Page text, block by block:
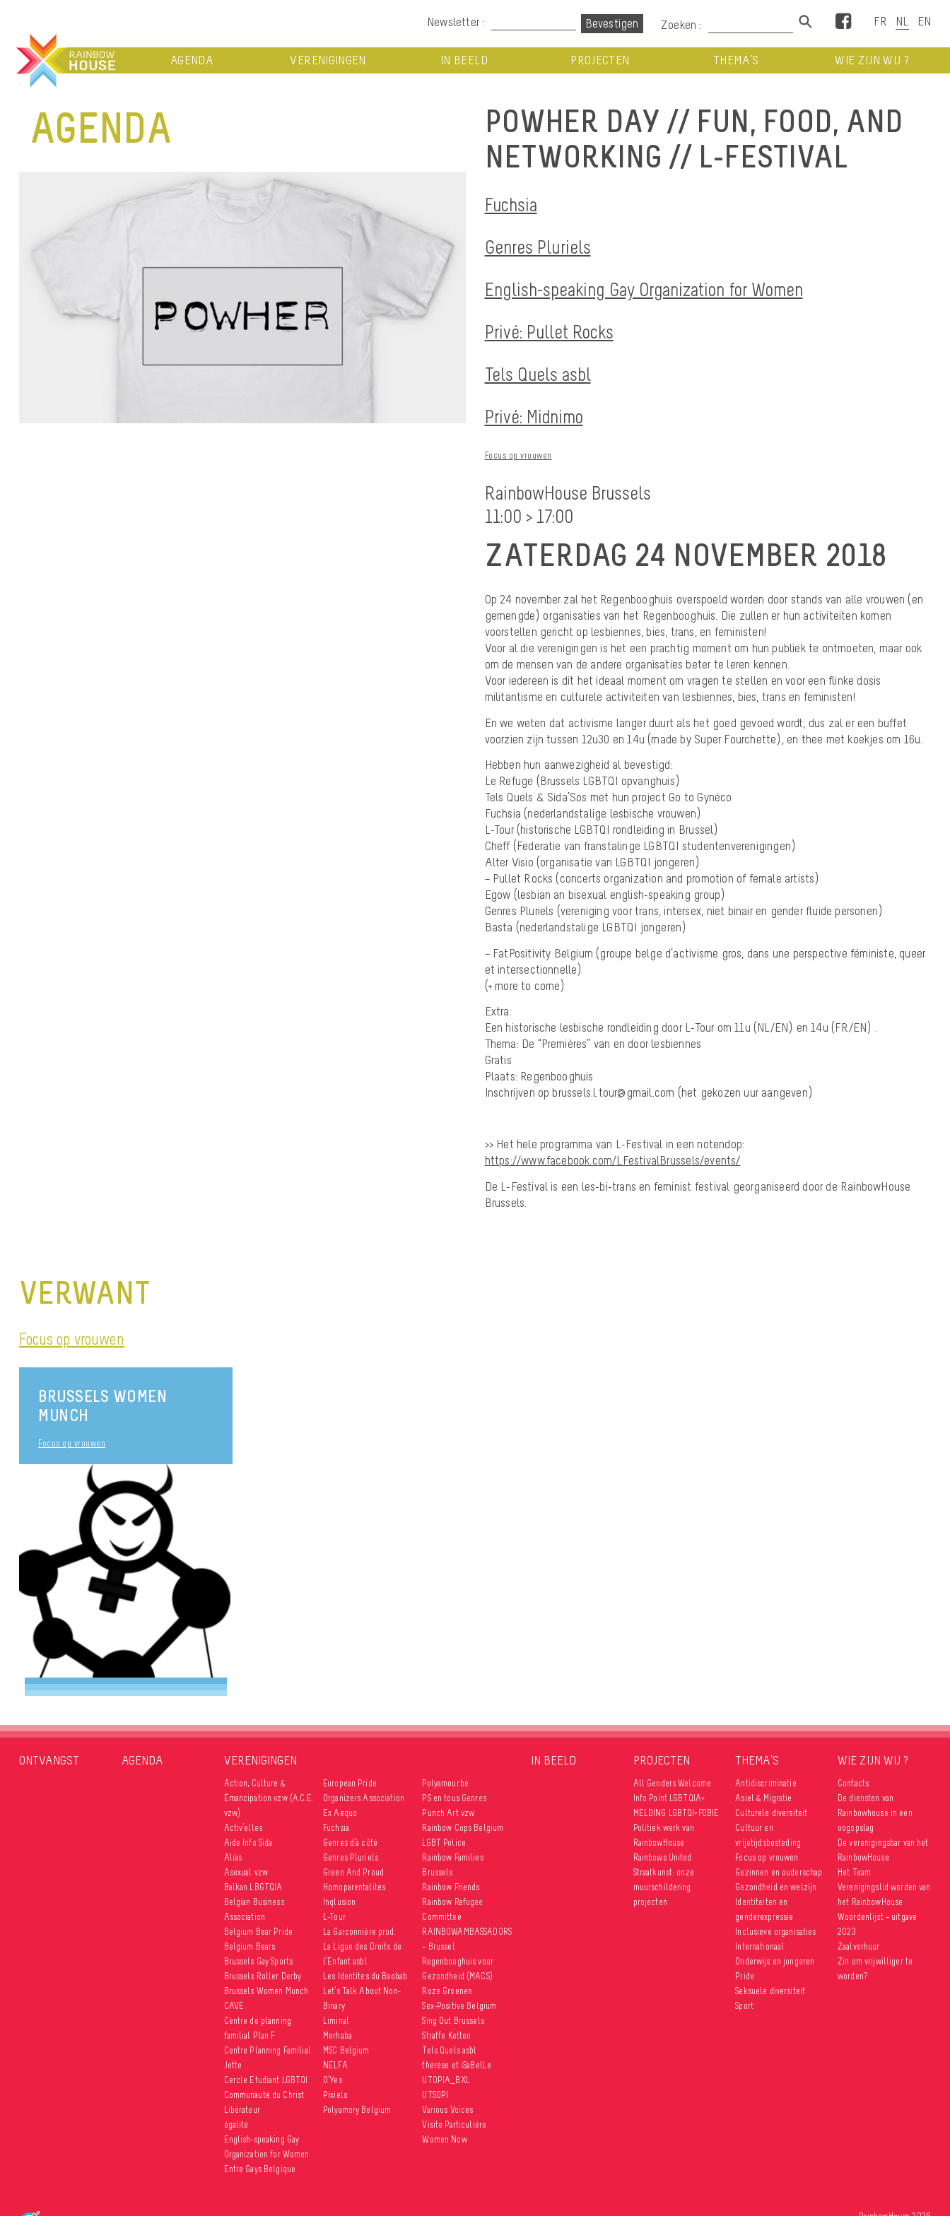
Newsletter : Zoeken : Facebook
AGENDA VERENIGINGEN IN BEELD PROJECTEN THEMA’S WIE ZIJN WIJ ?
AGENDA
POWHER DAY // FUN, FOOD, AND
NETWORKING // L-FESTIVAL
Fuchsia
Genres Pluriels
English-speaking Gay Organization for Women
Privé: Pullet Rocks
Tels Quels asbl
Privé: Midnimo
Focus op vrouwen
RainbowHouse Brussels
11:00 > 17:00
ZATERDAG 24 NOVEMBER 2018
Op 24 november zal het Regenbooghuis overspoeld worden door stands van alle vrouwen (en
gemengde) organisaties van het Regenbooghuis. Die zullen er hun activiteiten komen
voorstellen gericht op lesbiennes, bies, trans, en feministen!
Voor al die verenigingen is het een prachtig moment om hun publiek te ontmoeten, maar ook
om de mensen van de andere organisaties beter te leren kennen.
Voor iedereen is dit het ideaal moment om vragen te stellen en voor een flinke dosis
militantisme en culturele activiteiten van lesbiennes, bies, trans en feministen!
En we weten dat activisme langer duurt als het goed gevoed wordt, dus zal er een buffet
voorzien zijn tussen 12u30 en 14u (made by Super Fourchette), en thee met koekjes om 16u.
Hebben hun aanwezigheid al bevestigd:
Le Refuge (Brussels LGBTQI opvanghuis)
Tels Quels & Sida’Sos met hun project Go to Gynéco
Fuchsia (nederlandstalige lesbische vrouwen)
L-Tour (historische LGBTQI rondleiding in Brussel)
Cheff (Federatie van franstalinge LGBTQI studentenverenigingen)
Alter Visio (organisatie van LGBTQI jongeren)
– Pullet Rocks (concerts organization and promotion of female artists)
Egow (lesbian an bisexual english-speaking group)
Genres Pluriels (vereniging voor trans, intersex, niet binair en gender fluide personen)
Basta (nederlandstalige LGBTQI jongeren)
– FatPositivity Belgium (groupe belge d’activisme gros, dans une perspective féministe, queer
et intersectionnelle)
(+ more to come)
Extra:
Een historische lesbische rondleiding door L-Tour om 11u (NL/EN) en 14u (FR/EN) .
Thema: De “Premières” van en door lesbiennes
Gratis
Plaats: Regenbooghuis
Inschrijven op brussels.l.tour@gmail.com (het gekozen uur aangeven)
>> Het hele programma van L-Festival in een notendop:
https://www.facebook.com/LFestivalBrussels/events/
De L-Festival is een les-bi-trans en feminist festival georganiseerd door de RainbowHouse
Brussels.
VERWANT
Focus op vrouwen
BRUSSELS WOMEN
MUNCH
Focus op vrouwen
ONTVANGST AGENDA VERENIGINGEN
Action, Culture &
Émancipation vzw (A.C.E.
vzw)
Activ’elles
Aide Info Sida
Alias
Asexual vzw
Balkan LBGTQIA
Belgian Business
Association
Belgium Bear Pride
Belgium Bears
Brussels Gay Sports
Brussels Roller Derby
Brussels Women Munch
CAVE
Centre de planning
familial Plan F
Centre Planning Familial
Jette
Cercle Etudiant LGBTQI
Communauté du Christ
Libérateur
égalité
English-speaking Gay
Organization for Women
Entre Gays Belgique
European Pride
Organizers Association
Ex Aequo
Fuchsia
Genres d’à côté
Genres Pluriels
Green And Proud
Homoparentalités
Inqlusion
L-Tour
La Garçonnière prod.
La Ligue des Droits de
l’Enfant asbl
Les Identités du Baobab
Let’s Talk About Non-
Binary
Liminal
Merhaba
MSC Belgium
NELFA
O’Yes
Pixiels
Polyamory Belgium
Polyamour.be
PS en tous Genres
Punch Art vzw
Rainbow Cops Belgium
LGBT Police
Rainbow Families
Brussels
Rainbow Friends
Rainbow Refugee
Committee
RAINBOWAMBASSADORS
– Brussel
Regenbooghuis voor
Gezondheid (MACS)
Roze Groenen
Sex-Positive Belgium
Sing Out Brussels
Straffe Ketten
Tels Quels asbl
thérèse et iSaBelLe
UTOPIA_BXL
UTSOPI
Various Voices
Visite Particulière
Women Now
IN BEELD PROJECTEN
All Genders Welcome
Info Point LGBTQIA+
MELDING LGBTQI+FOBIE
Politiek werk van
RainbowHouse
Rainbows United
Straatkunst: onze
muurschildering
projecten
THEMA’S
Antidiscriminatie
Asiel & Migratie
Culturele diversiteit
Cultuur en
vrijetijdsbesteding
Focus op vrouwen
Gezinnen en ouderschap
Gezondheid en welzijn
Identiteiten en
genderexpressie
Inclusieve organisaties
Internationaal
Onderwijs en jongeren
Pride
Seksuele diversiteit
Sport
WIE ZIJN WIJ ?
Contacts
De diensten van
Rainbowhouse in één
oogopslag
De verenigingsbar van het
RainbowHouse
Het Team
Verenigingslid worden van
het RainbowHouse
Woordenlijst – uitgave
2023
Zaalverhuur
Zin om vrijwilliger te
worden?